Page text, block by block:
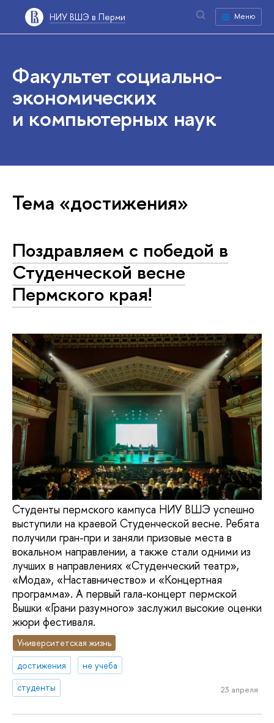
НИУ ВШЭ в Перми Меню
Факультет социально-
экономических
и компьютерных наук
Тема «достижения»
Поздравляем с победой в
Студенческой весне
Пермского края!
Студенты пермского кампуса НИУ ВШЭ успешно
выступили на краевой Студенческой весне. Ребята
получили гран-при и заняли призовые места в
вокальном направлении, а также стали одними из
лучших в направлениях «Студенческий театр»,
«Мода», «Наставничество» и «Концертная
программа». А первый гала-концерт пермской
Вышки «Грани разумного» заслужил высокие оценки
жюри фестиваля.
Университетская жизнь
достижения
не учеба
студенты
23 апреля